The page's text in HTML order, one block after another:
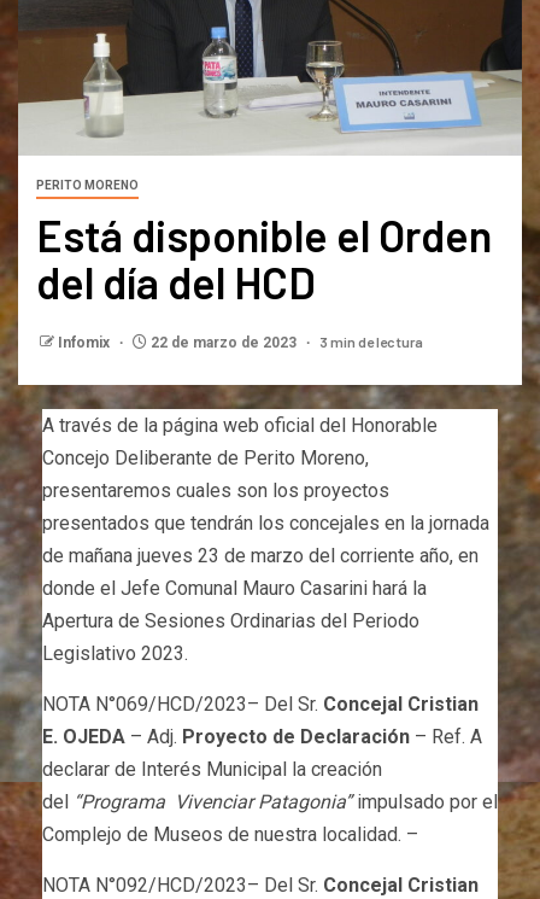
PERITO MORENO
Está disponible el Orden
del día del HCD
Infomix 22 de marzo de 2023 3 min de lectura
A través de la página web oficial del Honorable
Concejo Deliberante de Perito Moreno,
presentaremos cuales son los proyectos
presentados que tendrán los concejales en la jornada
de mañana jueves 23 de marzo del corriente año, en
donde el Jefe Comunal Mauro Casarini hará la
Apertura de Sesiones Ordinarias del Periodo
Legislativo 2023.
NOTA N°069/HCD/2023– Del Sr. Concejal Cristian
E. OJEDA – Adj. Proyecto de Declaración – Ref. A
declarar de Interés Municipal la creación
del “Programa Vivenciar Patagonia”impulsado por el
Complejo de Museos de nuestra localidad. –
NOTA N°092/HCD/2023– Del Sr. Concejal Cristian